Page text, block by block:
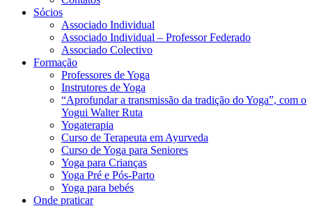
Sócios
Associado Individual
Associado Individual – Professor Federado
Associado Colectivo
Formação
Professores de Yoga
Instrutores de Yoga
“Aprofundar a transmissão da tradição do Yoga”, com o
Yogui Walter Ruta
Yogaterapia
Curso de Terapeuta em Ayurveda
Curso de Yoga para Seniores
Yoga para Crianças
Yoga Pré e Pós-Parto
Yoga para bebés
Onde praticar